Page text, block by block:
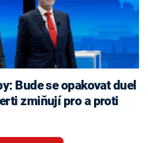
zmiňují pro a proti